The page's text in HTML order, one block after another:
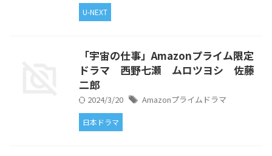
U-NEXT
「宇宙の仕事」Amazonプライム限定
ドラマ 西野七瀬 ムロツヨシ 佐藤
二郎
2024/3/20 Amazonプライムドラマ
日本ドラマ